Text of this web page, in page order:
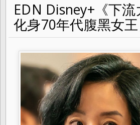
EDN Disney+《下流大盜》柳承龍與梁世
EDN Disney+《下
化身70年代腹黑女王